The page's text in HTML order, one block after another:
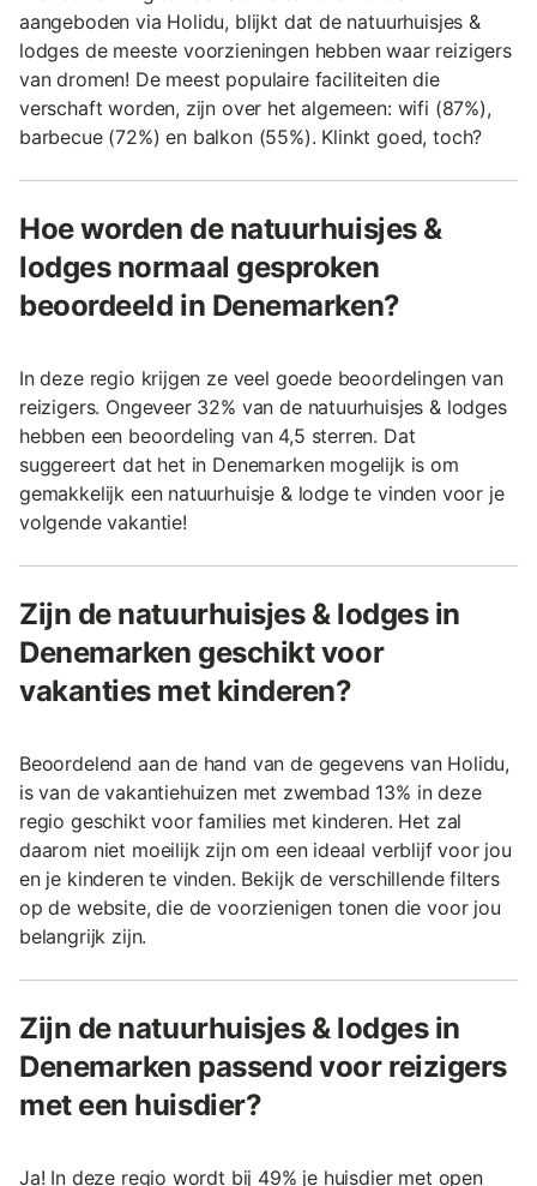
aangeboden via Holidu, blijkt dat de natuurhuisjes &
lodges de meeste voorzieningen hebben waar reizigers
van dromen! De meest populaire faciliteiten die
verschaft worden, zijn over het algemeen: wifi (87%),
barbecue (72%) en balkon (55%). Klinkt goed, toch?
Hoe worden de natuurhuisjes &
lodges normaal gesproken
beoordeeld in Denemarken?
In deze regio krijgen ze veel goede beoordelingen van
reizigers. Ongeveer 32% van de natuurhuisjes & lodges
hebben een beoordeling van 4,5 sterren. Dat
suggereert dat het in Denemarken mogelijk is om
gemakkelijk een natuurhuisje & lodge te vinden voor je
volgende vakantie!
Zijn de natuurhuisjes & lodges in
Denemarken geschikt voor
vakanties met kinderen?
Beoordelend aan de hand van de gegevens van Holidu,
is van de vakantiehuizen met zwembad 13% in deze
regio geschikt voor families met kinderen. Het zal
daarom niet moeilijk zijn om een ideaal verblijf voor jou
en je kinderen te vinden. Bekijk de verschillende filters
op de website, die de voorzienigen tonen die voor jou
belangrijk zijn.
Zijn de natuurhuisjes & lodges in
Denemarken passend voor reizigers
met een huisdier?
Ja! In deze regio wordt bij 49% je huisdier met open